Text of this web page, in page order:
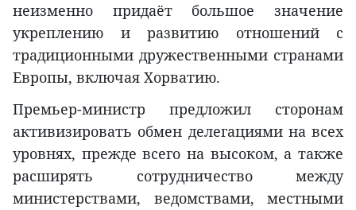
неизменно придаёт большое значение
укреплению и развитию отношений с
традиционными дружественными странами
Европы, включая Хорватию.
Премьер-министр предложил сторонам
активизировать обмен делегациями на всех
уровнях, прежде всего на высоком, а также
расширять сотрудничество между
министерствами, ведомствами, местными